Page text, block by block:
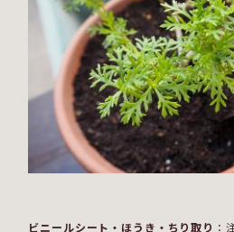
ビニールシート・ほうき・ちり取り ：